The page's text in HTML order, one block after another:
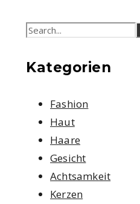
Kategorien
Fashion
Haut
Haare
Gesicht
Achtsamkeit
Kerzen